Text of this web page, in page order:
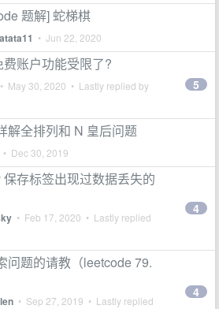
题解] 蛇梯棋
• Jun 22, 2020
账户功能受限了?
• May 30, 2020 • Lastly replied by 5
解全排列和 N 皇后问题
• Dec 30, 2019
存标签出现过数据丢失的
• Feb 17, 2020 • Lastly replied
4
问题的请教（leetcode 79.
• Sep 27, 2019 • Lastly replied
4